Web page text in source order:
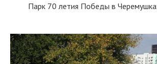
Парк 70 летия Победы в